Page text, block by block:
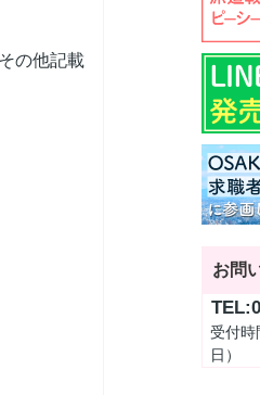
の他記載
お問
受付時
日）